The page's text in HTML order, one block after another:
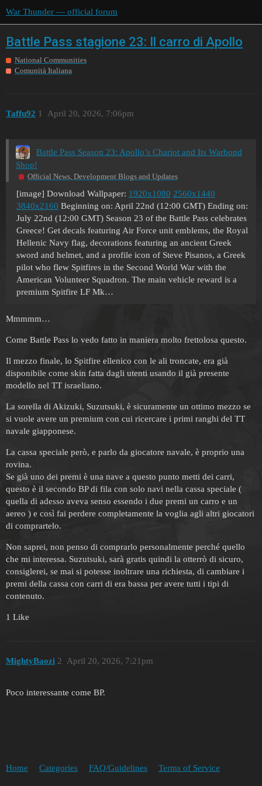
War Thunder — official forum
Battle Pass stagione 23: Il carro di Apollo
National Communities
Comunità Italiana
Taffu92 April 20, 2026, 7:06pm
1
Battle Pass Season 23: Apollo’s Chariot and Its Warbond
Shop!
Official News, Development Blogs and Updates
[image] Download Wallpaper: 1920x1080 2560x1440
3840x2160 Beginning on: April 22nd (12:00 GMT) Ending on:
July 22nd (12:00 GMT) Season 23 of the Battle Pass celebrates
Greece! Get decals featuring Air Force unit emblems, the Royal
Hellenic Navy flag, decorations featuring an ancient Greek
sword and helmet, and a profile icon of Steve Pisanos, a Greek
pilot who flew Spitfires in the Second World War with the
American Volunteer Squadron. The main vehicle reward is a
premium Spitfire LF Mk…
Mmmmm…
Come Battle Pass lo vedo fatto in maniera molto frettolosa questo.
Il mezzo finale, lo Spitfire ellenico con le ali troncate, era già
disponibile come skin fatta dagli utenti usando il già presente
modello nel TT israeliano.
La sorella di Akizuki, Suzutsuki, è sicuramente un ottimo mezzo se
si vuole avere un premium con cui ricercare i primi ranghi del TT
navale giapponese.
La cassa speciale però, e parlo da giocatore navale, è proprio una
rovina.
Se già uno dei premi è una nave a questo punto metti dei carri,
questo è il secondo BP di fila con solo navi nella cassa speciale (
quella di adesso aveva senso essendo i due premi un carro e un
aereo ) e così fai perdere completamente la voglia agli altri giocatori
di comprartelo.
Non saprei, non penso di comprarlo personalmente perché quello
che mi interessa. Suzutsuki, sarà gratis quindi la otterrò di sicuro,
consiglerei, se mai si potesse inoltrare una richiesta, di cambiare i
premi della cassa con carri di era bassa per avere tutti i tipi di
contenuto.
1 Like
MightyBaozi April 20, 2026, 7:21pm
2
Poco interessante come BP.
Home Categories FAQ/Guidelines Terms of Service